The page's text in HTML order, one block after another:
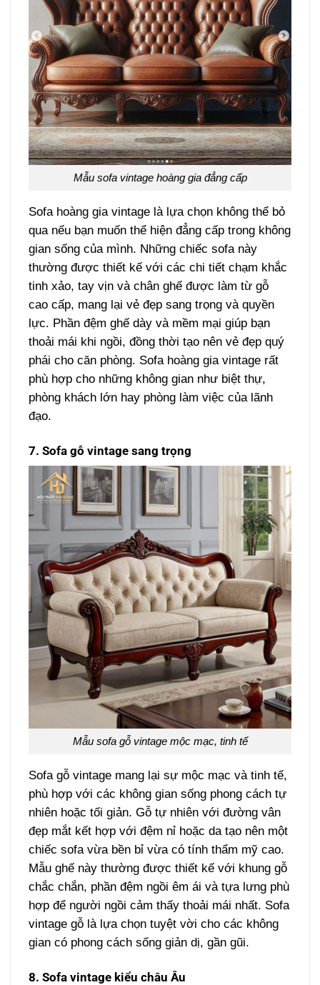
Mẫu sofa vintage hoàng gia đẳng cấp
Sofa hoàng gia vintage là lựa chọn không thể bỏ
qua nếu bạn muốn thể hiện đẳng cấp trong không
gian sống của mình. Những chiếc sofa này
thường được thiết kế với các chi tiết chạm khắc
tinh xảo, tay vịn và chân ghế được làm từ gỗ
cao cấp, mang lại vẻ đẹp sang trọng và quyền
lực. Phần đệm ghế dày và mềm mại giúp bạn
thoải mái khi ngồi, đồng thời tạo nên vẻ đẹp quý
phái cho căn phòng. Sofa hoàng gia vintage rất
phù hợp cho những không gian như biệt thự,
phòng khách lớn hay phòng làm việc của lãnh
đạo.
7. Sofa gỗ vintage sang trọng
Mẫu sofa gỗ vintage mộc mạc, tinh tế
Sofa gỗ vintage mang lại sự mộc mạc và tinh tế,
phù hợp với các không gian sống phong cách tự
nhiên hoặc tối giản. Gỗ tự nhiên với đường vân
đẹp mắt kết hợp với đệm nỉ hoặc da tạo nên một
chiếc sofa vừa bền bỉ vừa có tính thẩm mỹ cao.
Mẫu ghế này thường được thiết kế với khung gỗ
chắc chắn, phần đệm ngồi êm ái và tựa lưng phù
hợp để người ngồi cảm thấy thoải mái nhất. Sofa
vintage gỗ là lựa chọn tuyệt vời cho các không
gian có phong cách sống giản dị, gần gũi.
8. Sofa vintage kiểu châu Âu